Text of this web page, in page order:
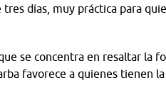
días, muy práctica para
se concentra en resaltar la
favorece a quienes tienen